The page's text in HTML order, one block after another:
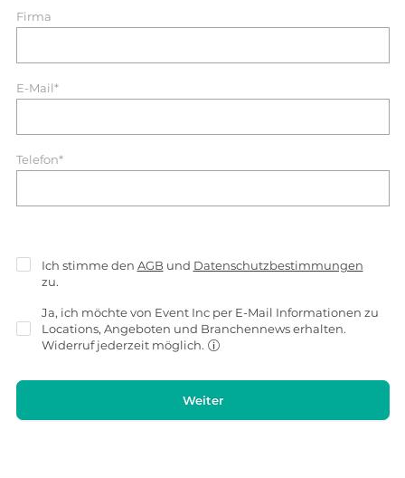
Firma
E-Mail*
Telefon*
Ich stimme den AGB und Datenschutzbestimmungen
zu.
Ja, ich möchte von Event Inc per E-Mail Informationen zu
Locations, Angeboten und Branchennews erhalten.
Widerruf jederzeit möglich.
Weiter